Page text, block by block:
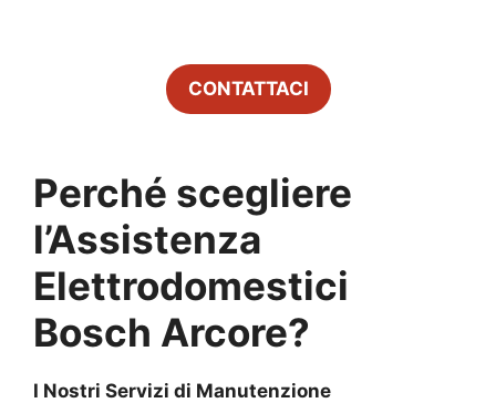
CONTATTACI
Perché scegliere
l’Assistenza
Elettrodomestici
Bosch Arcore?
I Nostri Servizi di Manutenzione